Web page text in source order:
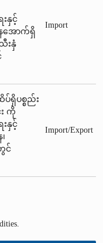
းနှင့်
နအောက်ရှိ
သီးနှံ
Import
ရှိပစ္စည်း
း ကို
းနှင့်
င်
Import/Export